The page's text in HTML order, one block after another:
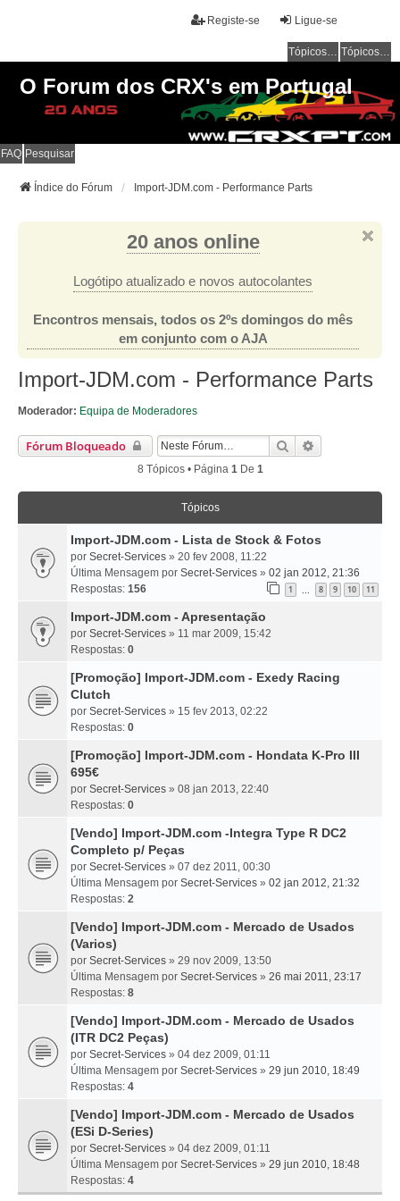
Ligue-se
Registe-se
Tópicos sem resposta Tópicos ativos
O Forum dos CRX's em Portugal
FAQ Pesquisar
Índice do Fórum Import-JDM.com - Performance Parts
20 anos online
Logótipo atualizado e novos autocolantes
Encontros mensais, todos os 2ºs domingos do mês
em conjunto com o AJA
Import-JDM.com - Performance Parts
Moderador: Equipa de Moderadores
Fórum Bloqueado Pesquisar
8 Tópicos • Página 1De 1
Tópicos
Import-JDM.com - Lista de Stock & Fotos
por Secret-Services » 20 fev 2008, 11:22
Última Mensagem por Secret-Services » 02 jan 2012, 21:36
Respostas: 156 1 8 9 10 11
Import-JDM.com - Apresentação
por Secret-Services » 11 mar 2009, 15:42
Respostas: 0
[Promoção] Import-JDM.com - Exedy Racing
Clutch
por Secret-Services » 15 fev 2013, 02:22
Respostas: 0
[Promoção] Import-JDM.com - Hondata K-Pro III
695€
por Secret-Services » 08 jan 2013, 22:40
Respostas: 0
[Vendo] Import-JDM.com -Integra Type R DC2
Completo p/ Peças
por Secret-Services » 07 dez 2011, 00:30
Última Mensagem por Secret-Services » 02 jan 2012, 21:32
Respostas: 2
[Vendo] Import-JDM.com - Mercado de Usados
(Varios)
por Secret-Services » 29 nov 2009, 13:50
Última Mensagem por Secret-Services » 26 mai 2011, 23:17
Respostas: 8
[Vendo] Import-JDM.com - Mercado de Usados
(ITR DC2 Peças)
por Secret-Services » 04 dez 2009, 01:11
Última Mensagem por Secret-Services » 29 jun 2010, 18:49
Respostas: 4
[Vendo] Import-JDM.com - Mercado de Usados
(ESi D-Series)
por Secret-Services » 04 dez 2009, 01:11
Última Mensagem por Secret-Services » 29 jun 2010, 18:48
Respostas: 4